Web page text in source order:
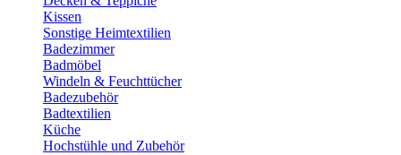
Kissen
Sonstige Heimtextilien
Badezimmer
Badmöbel
Windeln & Feuchttücher
Badezubehör
Badtextilien
Küche
Hochstühle und Zubehör